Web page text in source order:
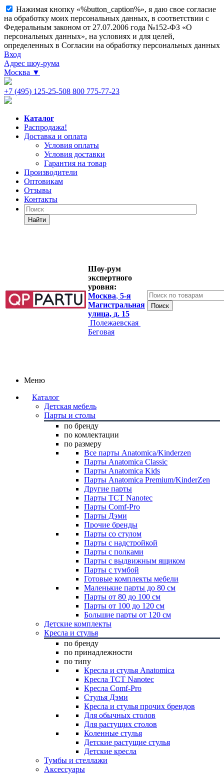
Нажимая кнопку «%button_caption%», я даю свое согласие
на обработку моих персональных данных, в соответствии с
Федеральным законом от 27.07.2006 года №152-ФЗ «О
персональных данных», на условиях и для целей,
определенных в Согласии на обработку персональных данных
Вход
Адрес шоу-рума
Москва ▼
+7 (495) 125-25-508 800 775-77-23
Каталог
Распродажа!
Доставка и оплата
Условия оплаты
Условия доставки
Гарантия на товар
Производители
Оптовикам
Отзывы
Контакты
Найти
Шоу-рум
экспертного
уровня:
Москва, 5-я
Магистральная
улица, д. 15
Полежаевская
Беговая
Меню
Каталог
Детская мебель
Парты и столы
по бренду
по комлектации
по размеру
Все парты Anatomica/Kinderzen
Парты Anatomica Classic
Парты Anatomica Kids
Парты Anatomica Premium/KinderZen
Другие парты
Парты TCT Nanotec
Парты Comf-Pro
Парты Дэми
Прочие бренды
Парты со стулом
Парты с надстройкой
Парты с полками
Парты с выдвижным ящиком
Парты с тумбой
Готовые комплекты мебели
Маленькие парты до 80 см
Парты от 80 до 100 см
Парты от 100 до 120 см
Большие парты от 120 см
Детские комплекты
Кресла и стулья
по бренду
по принадлежности
по типу
Кресла и стулья Anatomica
Кресла TCT Nanotec
Кресла Comf-Pro
Стулья Дэми
Кресла и стулья прочих брендов
Для обычных столов
Для растущих столов
Коленные стулья
Детские растущие стулья
Детские кресла
Тумбы и стеллажи
Аксессуары